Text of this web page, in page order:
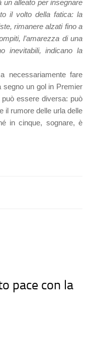
un alleato per insegnare
il volto della fatica: la
rimanere alzati fino a
l’amarezza di una
inevitabili, indicano la
necessariamente fare
segno un gol in Premier
essere diversa: può
il rumore delle urla delle
in cinque, sognare, è
pace con la